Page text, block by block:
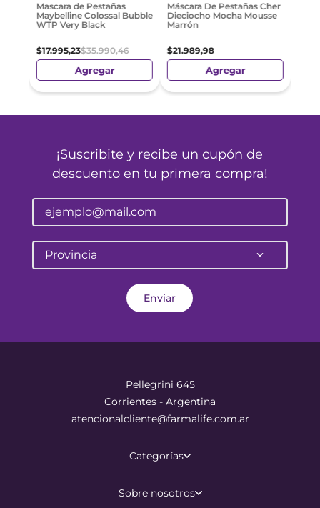
Mascara de Pestañas
Maybelline Colossal Bubble
WTP Very Black
$17.995,23$35.990,46
Agregar
Máscara De Pestañas Cher
Dieciocho Mocha Mousse
Marrón
$21.989,98
Agregar
¡Suscribite y recibe un cupón de
descuento en tu primera compra!
Provincia
Enviar
Pellegrini 645
Corrientes - Argentina
atencionalcliente@farmalife.com.ar
Categorías
Sobre nosotros